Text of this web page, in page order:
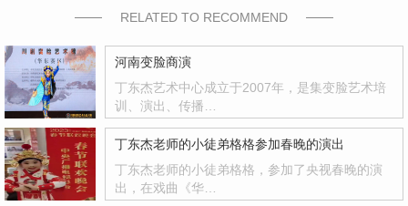
RELATED TO RECOMMEND
河南变脸商演
丁东杰艺术中心成立于2007年，是集变脸艺术培
训、演出、传播…
丁东杰老师的小徒弟格格参加春晚的演出
丁东杰老师的小徒弟格格，参加了央视春晚的演
出，在戏曲《华…